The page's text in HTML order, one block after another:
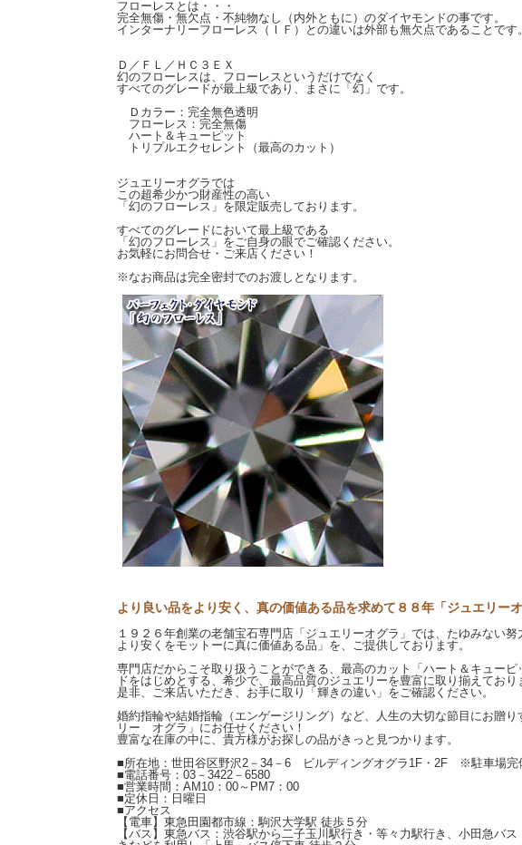
フローレスとは・・・
完全無傷・無欠点・不純物なし（内外ともに）のダイヤモンドの事です。
インターナリーフローレス（ＩＦ）との違いは外部も無欠点であることです。
Ｄ／ＦＬ／ＨＣ３ＥＸ
幻のフローレスは、フローレスというだけでなく
すべてのグレードが最上級であり、まさに「幻」です。
Ｄカラー：完全無色透明
フローレス：完全無傷
ハート＆キューピット
トリプルエクセレント（最高のカット）
ジュエリーオグラでは
この超希少かつ財産性の高い
「幻のフローレス」を限定販売しております。
すべてのグレードにおいて最上級である
「幻のフローレス」をご自身の眼でご確認ください。
お気軽にお問合せ・ご来店ください！
※なお商品は完全密封でのお渡しとなります。
より良い品をより安く、真の価値ある品を求めて８８年「ジュエリーオ
１９２６年創業の老舗宝石専門店「ジュエリーオグラ」では、たゆみない
より安くをモットーに真に価値ある品」を、ご提供しております。
専門店だからこそ取り扱うことができる、最高のカット「ハート＆キュー
ドをはじめとする、希少で、最高品質のジュエリーを豊富に取り揃えており
是非、ご来店いただき、お手に取り「輝きの違い」をご確認ください。
婚約指輪や結婚指輪（エンゲージリング）など、人生の大切な節目にお贈
リー オグラ」にお任せください！
豊富な在庫の中に、貴方様がお探しの品がきっと見つかります。
■所在地：世田谷区野沢2－34－6 ビルディングオグラ1F・2F ※駐車場完
■電話番号：03－3422－6580
■営業時間：AM10：00～PM7：00
■定休日：日曜日
■アクセス
【電車】東急田園都市線：駒沢大学駅 徒歩５分
【バス】東急バス：渋谷駅から二子玉川駅行き・等々力駅行き、小田急バ